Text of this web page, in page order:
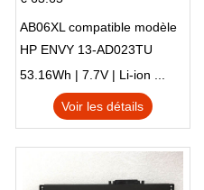
AB06XL compatible modèle
HP ENVY 13-AD023TU
HSTNN-DB8C 921438-855
TPN-I128
53.16Wh | 7.7V | Li-ion ...
Voir les détails